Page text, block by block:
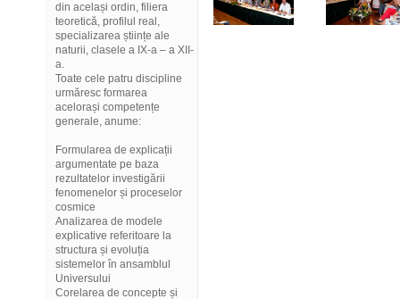
din același ordin, filiera
teoretică, profilul real,
specializarea științe ale
naturii, clasele a IX-a – a XII-
a.
Toate cele patru discipline
urmăresc formarea
acelorași competențe
generale, anume:
Formularea de explicații
argumentate pe baza
rezultatelor investigării
fenomenelor și proceselor
cosmice
Analizarea de modele
explicative referitoare la
structura și evoluția
sistemelor în ansamblul
Universului
Corelarea de concepte și